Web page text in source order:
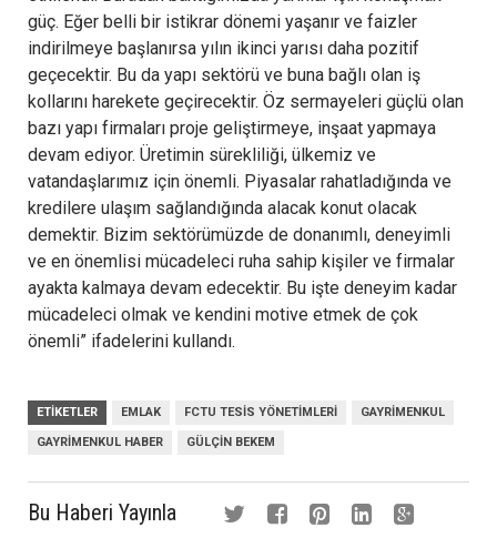
güç. Eğer belli bir istikrar dönemi yaşanır ve faizler
indirilmeye başlanırsa yılın ikinci yarısı daha pozitif
geçecektir. Bu da yapı sektörü ve buna bağlı olan iş
kollarını harekete geçirecektir. Öz sermayeleri güçlü olan
bazı yapı firmaları proje geliştirmeye, inşaat yapmaya
devam ediyor. Üretimin sürekliliği, ülkemiz ve
vatandaşlarımız için önemli. Piyasalar rahatladığında ve
kredilere ulaşım sağlandığında alacak konut olacak
demektir. Bizim sektörümüzde de donanımlı, deneyimli
ve en önemlisi mücadeleci ruha sahip kişiler ve firmalar
ayakta kalmaya devam edecektir. Bu işte deneyim kadar
mücadeleci olmak ve kendini motive etmek de çok
önemli” ifadelerini kullandı.
ETIKETLER EMLAK FCTU TESIS YÖNETIMLERI GAYRIMENKUL
GAYRIMENKUL HABER GÜLÇIN BEKEM
Bu Haberi Yayınla